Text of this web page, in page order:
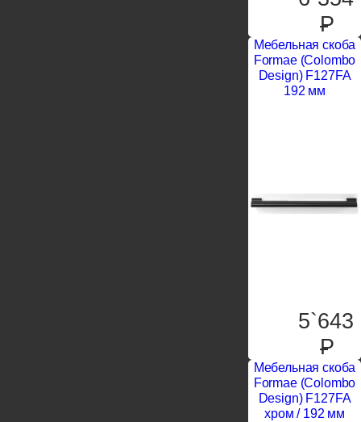
P
Мебельная скоба
Formae (Colombo
Design) F127FA
192 мм
5`643
P
Мебельная скоба
Formae (Colombo
Design) F127FA
хром / 192 мм